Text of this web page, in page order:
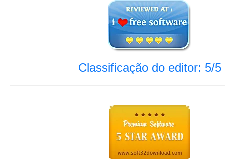
Classificação do editor: 5/5